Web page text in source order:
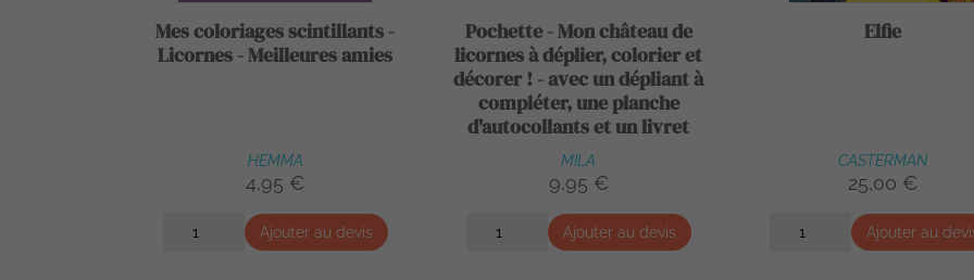
Mes coloriages scintillants -
Licornes - Meilleures amies
HEMMA
4,95 €
Ajouter au devis
Pochette - Mon château de
licornes à déplier, colorier et
décorer ! - avec un dépliant à
compléter, une planche
d'autocollants et un livret
MILA
9,95 €
Ajouter au devis
Elfie
CASTERMAN
25,00 €
Ajouter au